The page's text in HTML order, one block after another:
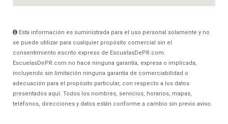
Esta información es suministrada para el uso personal solamente y no
se puede utilizar para cualquier propósito comercial sin el
consentimiento escrito expreso de EscuelasDePR.com.
EscuelasDePR.com no hace ninguna garantía, expresa o implicada,
incluyendo sin limitación ninguna garantía de comerciabilidad o
adecuación para el propósito particular, con respecto a los datos
presentados aquí. Todos los nombres, servicios, horarios, mapas,
teléfonos, direcciones y datos están conforme a cambio sin previo aviso.